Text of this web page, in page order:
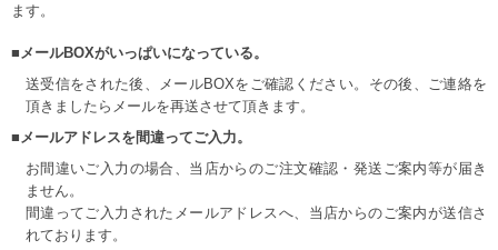
ます。
■メールBOXがいっぱいになっている。
送受信をされた後、メールBOXをご確認ください。その後、ご連絡を
頂きましたらメールを再送させて頂きます。
■メールアドレスを間違ってご入力。
お間違いご入力の場合、当店からのご注文確認・発送ご案内等が届き
ません。
間違ってご入力されたメールアドレスへ、当店からのご案内が送信さ
れております。